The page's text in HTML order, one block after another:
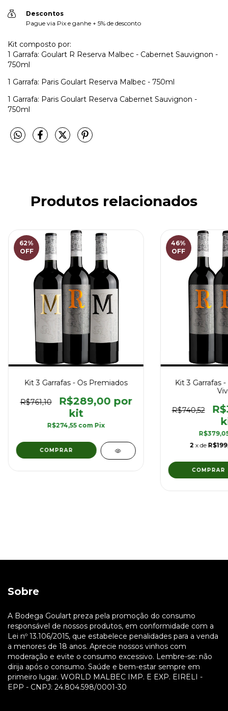
Descontos
Pague via Pix e ganhe + 5% de desconto
Kit composto por:
1 Garrafa: Goulart R Reserva Malbec - Cabernet Sauvignon -
750ml
1 Garrafa: Paris Goulart Reserva Malbec - 750ml
1 Garrafa: Paris Goulart Reserva Cabernet Sauvignon -
750ml
Produtos relacionados
62%
OFF
Kit 3 Garrafas - Os Premiados
R$761,10 R$289,00
R$274,55 com Pix
46%
OFF
Kit 3 Garrafas
R$740,52
2 x de
Sobre
A Bodega Goulart preza pela promoção do consumo
responsável de nossos produtos, em conformidade com a
Lei nº 13.106/2015, que estabelece penalidades para a venda
a menores de 18 anos. Aprecie nossos vinhos com
moderação e evite o consumo excessivo. Lembre-se: não
dirija após o consumo. Saúde e bem-estar sempre em
primeiro lugar. WORLD MALBEC IMP. E EXP. EIRELI -
EPP - CNPJ: 24.804.598/0001-30